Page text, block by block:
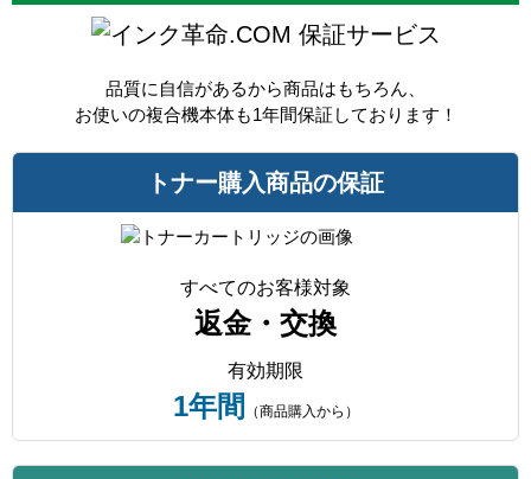
保証サービス
品質に自信があるから商品はもちろん、
お使いの複合機本体も1年間保証しております！
トナー購入商品の保証
すべてのお客様対象
返金・交換
有効期限
1年間 （商品購入から）